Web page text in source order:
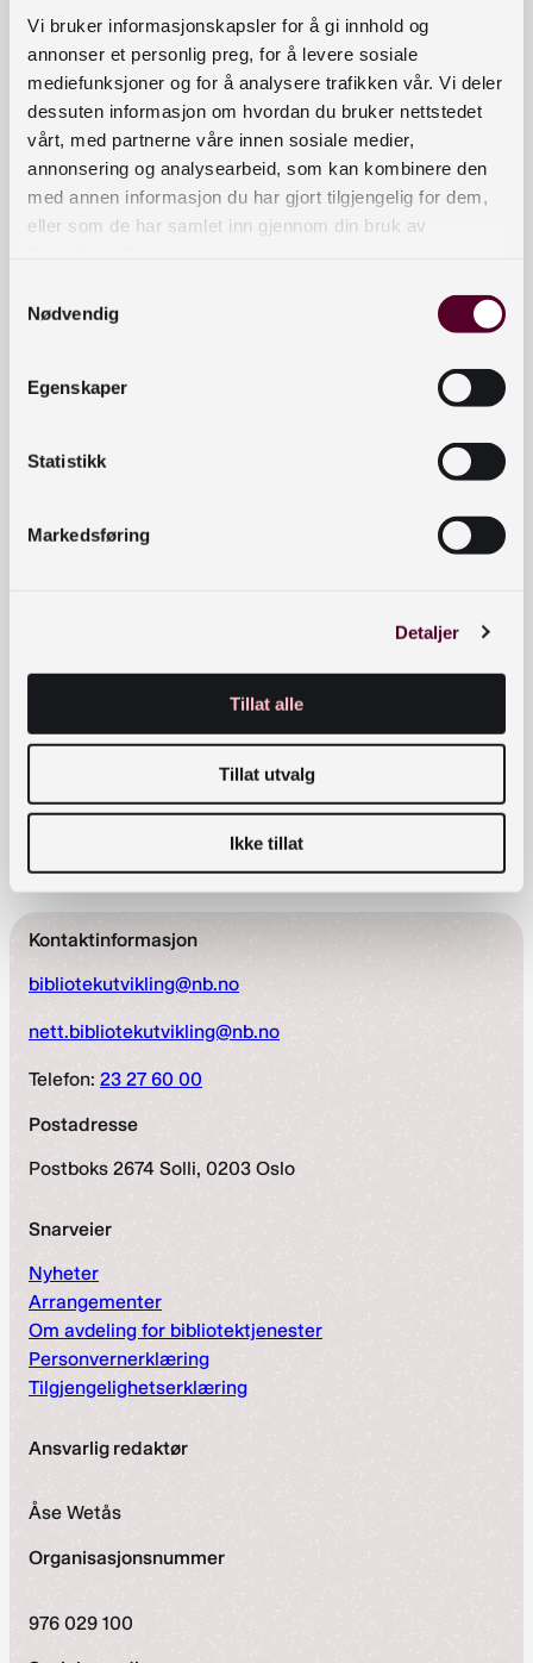
Vi bruker informasjonskapsler for å gi innhold og
annonser et personlig preg, for å levere sosiale
mediefunksjoner og for å analysere trafikken vår. Vi deler
dessuten informasjon om hvordan du bruker nettstedet
vårt, med partnerne våre innen sosiale medier,
annonsering og analysearbeid, som kan kombinere den
med annen informasjon du har gjort tilgjengelig for dem,
eller som de har samlet inn gjennom din bruk av
Nødvendig
Egenskaper
Statistikk
Markedsføring
Detaljer
Tillat alle
Tillat utvalg
Ikke tillat
Norsk filminstitutt lyser kvart år ut midlar både til
å halde arrangement om dataspel, og til
kompetansehevande tiltak for formidlarar. Begge
desse utlysingane har no løpande fristar, og dei
oppfordrar særleg bibliotek til å søkje.
Ordninga skal bidra til breidde og kvalitet i
dataspeltilbodet for born, unge og vaksne, og
Les meir om utlysingane og søk
Kontaktinformasjon
bibliotekutvikling@nb.no
nett.bibliotekutvikling@nb.no
Telefon: 23 27 60 00
Postadresse
Postboks 2674 Solli, 0203 Oslo
Snarveier
Nyheter
Arrangementer
Om avdeling for bibliotektjenester
Personvernerklæring
Tilgjengelighetserklæring
Ansvarlig redaktør
Åse Wetås
Organisasjonsnummer
976 029 100